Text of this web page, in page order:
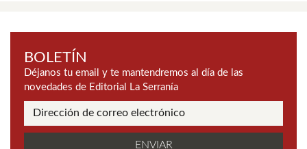
BOLETÍN
Déjanos tu email y te mantendremos al día de las
novedades de Editorial La Serranía